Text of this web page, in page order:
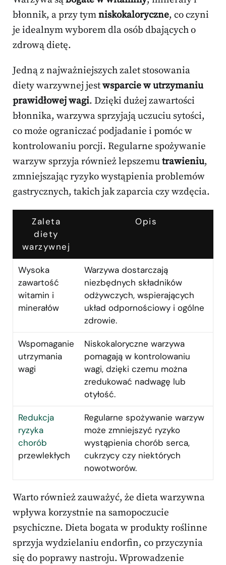
błonnik, a przy tymniskokaloryczne, co czyni
je idealnym wyborem dla osób dbających o
zdrową dietę.
Jedną z najważniejszych zalet stosowania
diety warzywnej jestwsparcie w utrzymaniu
prawidłowej wagi. Dzięki dużej zawartości
błonnika, warzywa sprzyjają uczuciu sytości,
co może ograniczać podjadanie i pomóc w
kontrolowaniu porcji. Regularne spożywanie
warzyw sprzyja również lepszemutrawieniu,
zmniejszając ryzyko wystąpienia problemów
gastrycznych, takich jak zaparcia czy wzdęcia.
Zaleta
diety
warzywnej
Opis
Wysoka
zawartość
witamin i
minerałów
Warzywa dostarczają
niezbędnych składników
odżywczych, wspierających
układ odpornościowy i ogólne
zdrowie.
Wspomaganie
utrzymania
wagi
Niskokaloryczne warzywa
pomagają w kontrolowaniu
wagi, dzięki czemu można
zredukować nadwagę lub
otyłość.
Redukcja
ryzyka
chorób
przewlekłych
Regularne spożywanie warzyw
może zmniejszyć ryzyko
wystąpienia chorób serca,
cukrzycy czy niektórych
nowotworów.
Warto również zauważyć, że dieta warzywna
wpływa korzystnie na samopoczucie
psychiczne. Dieta bogata w produkty roślinne
sprzyja wydzielaniu endorfin, co przyczynia
się do poprawy nastroju. Wprowadzenie